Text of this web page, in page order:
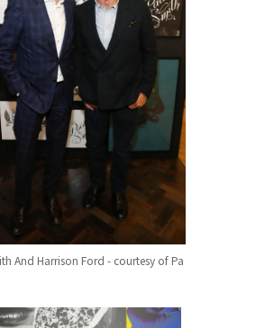
And Harrison Ford - courtesy of Pa